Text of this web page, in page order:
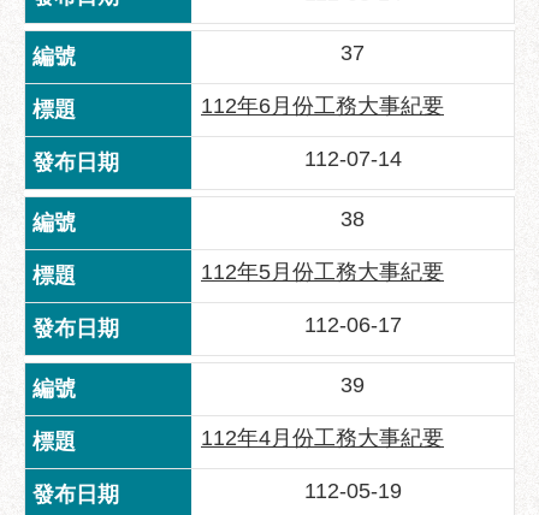
政
府
網
站
資
料
開
放
宣
告
隱
私
權
及
資
訊
安
全
37
112年6月份工務大事紀要
112-07-14
38
112年5月份工務大事紀要
112-06-17
39
112年4月份工務大事紀要
112-05-19